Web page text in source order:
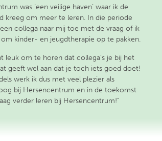
was ‘een veilige haven’ waar ik de
kreeg om meer te leren. In die periode
collega naar mij toe met de vraag of ik
kinder- en jeugdtherapie op te pakken.
leuk om te horen dat collega’s je bij het
geeft wel aan dat je toch iets goed doet!
werk ik dus met veel plezier als
bij Hersencentrum en in de toekomst
verder leren bij Hersencentrum!”